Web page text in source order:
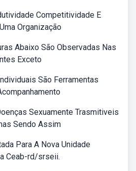
Competitividade E
Organização
Abaixo São Observadas Nas
Exceto
São Ferramentas
Sexuamente Trasmitiveis
Sendo Assim
Para A Nova Unidade
Ceab-rd/srseii.